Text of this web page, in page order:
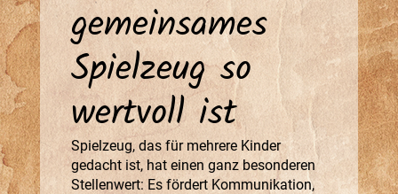
gemeinsames
Spielzeug so
wertvoll ist
Spielzeug, das für mehrere Kinder
gedacht ist, hat einen ganz besonderen
Stellenwert: Es fördert Kommunikation,